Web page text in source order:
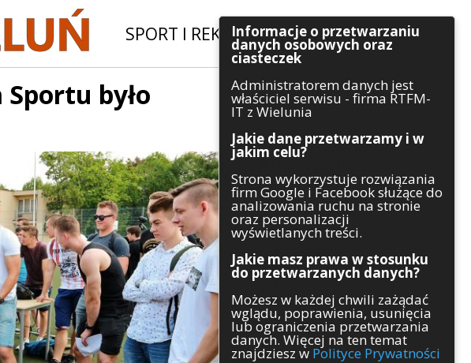
SPORT I REKREACJA|INWESTYCJE
Szukaj
Kategorie
Architektura
Gospodarka
Handel
Komunikaty
Kultura
Polityka
Pozostałe
Psychologia
Rolnictwo
Sportu było
Informacje o przetwarzaniu
danych osobowych oraz
ciasteczek
Administratorem danych jest
właściciel serwisu - firma RTFM-
IT z Wielunia
Jakie dane przetwarzamy i w
jakim celu?
Strona wykorzystuje rozwiązania
firm Google i Facebook służące do
analizowania ruchu na stronie
oraz personalizacji
wyświetlanych treści.
Jakie masz prawa w stosunku
do przetwarzanych danych?
Możesz w każdej chwili zażądać
wglądu, poprawienia, usunięcia
lub ograniczenia przetwarzania
danych. Więcej na ten temat
znajdziesz w Polityce Prywatności